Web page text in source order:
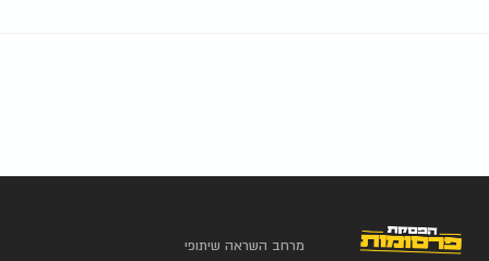
מרחב השראה שיתופי